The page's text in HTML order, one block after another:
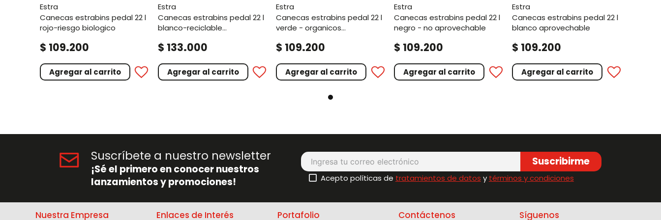
estra
canecas estrabins pedal 22 l
rojo-riesgo biologico
$ 109.200
Agregar al carrito
estra
canecas estrabins pedal 22 l
blanco-reciclable
$ 133.000
Agregar al carrito
estra
canecas estrabins pedal 22 l
verde - organicos
$ 109.200
Agregar al carrito
estra
canecas estrabins pedal 22 l
negro - no aprovechable
$ 109.200
Agregar al carrito
estra
canecas estrabins pedal 22 l
blanco aprovechable
$ 109.200
Agregar al carrito
Suscríbete a nuestro newsletter
¡Sé el primero en conocer nuestros
lanzamientos y promociones!
Suscribirme
Acepto políticas de tratamientos de datos y términos y condiciones
Nuestra Empresa Enlaces de Interés Portafolio Contáctenos Síguenos